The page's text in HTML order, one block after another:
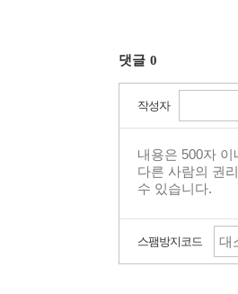
댓글 0
작성자
스팸방지코드